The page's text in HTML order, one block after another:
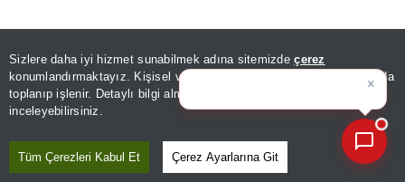
Sizlere daha iyi hizmet sunabilmek adına sitemizdeçerez
konumlandırmaktayız. Kişisel verileriniz, KVKK ve GDPR kapsamında
toplanıp işlenir. Detaylı bilgi almak için
inceleyebilirsiniz.
Tüm Çerezleri Kabul Et Çerez Ayarlarına Git
ÖNE ÇIKANLAR
×
Haber asistanıyla son 30